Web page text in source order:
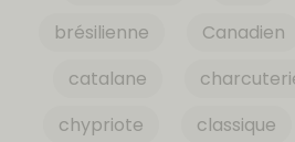
brésilienne
Canadien
catalane
chypriote
classique